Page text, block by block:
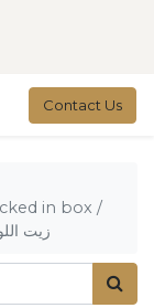
Contact Us
in box /
زيت اللوز